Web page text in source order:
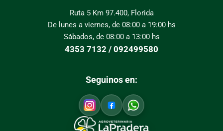
Seguinos en:
Ruta 5 Km 97.400, Florida
De lunes a viernes, de 08:00 a 19:00 hs
Sábados, de 08:00 a 13:00 hs
4353 7132 / 092499580